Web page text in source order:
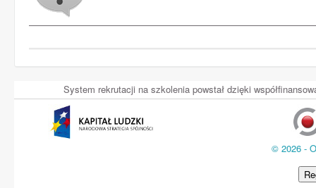
System rekrutacji na szkolenia powstał dzięki
© 2026 -